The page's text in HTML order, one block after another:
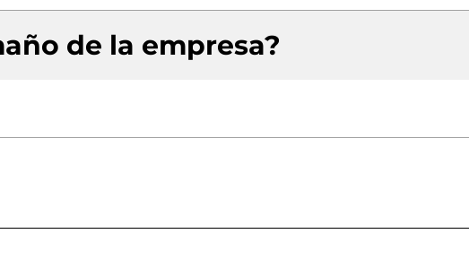
de la empresa?